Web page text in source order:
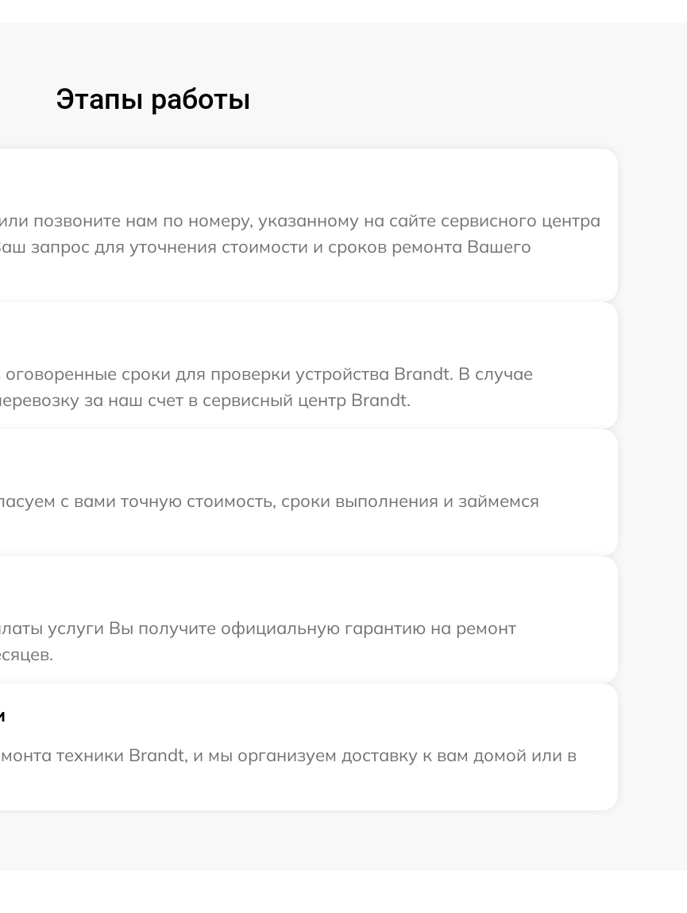
Этапы работы
позвоните нам по номеру, указанному на сайте сервисного центра
запрос для уточнения стоимости и сроков ремонта Вашего
сроки для проверки устройства Brandt. В случае
за наш счет в сервисный центр Brandt.
с вами точную стоимость, сроки выполнения и займемся
услуги Вы получите официальную гарантию на ремонт
техники Brandt, и мы организуем доставку к вам домой или в